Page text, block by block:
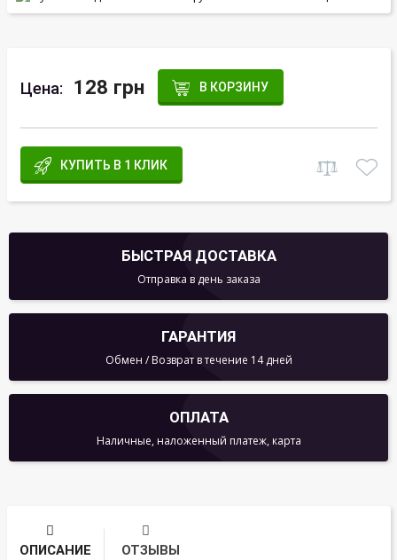
Цена: 128 грн В КОРЗИНУ
КУПИТЬ В 1 КЛИК
БЫСТРАЯ ДОСТАВКА
Отправка в день заказа
ГАРАНТИЯ
Обмен / Возврат в течение 14 дней
ОПЛАТА
Наличные, наложенный платеж, карта
ОПИСАНИЕ
ОТЗЫВЫ